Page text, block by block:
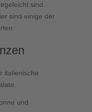
sind
sind einige der
italienische
und